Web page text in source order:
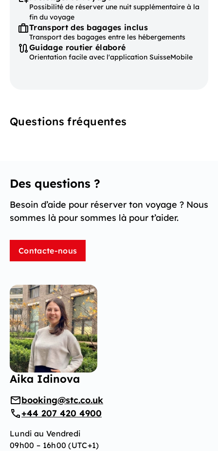
Possibilité de réserver une nuit supplémentaire à la
fin du voyage
Transport des bagages inclus
Transport des bagages entre les hébergements
Guidage routier élaboré
Orientation facile avec l'application SuisseMobile
Questions fréquentes
Des questions ?
Besoin d’aide pour réserver ton voyage ? Nous
sommes là pour sommes là pour t’aider.
Contacte-nous
Aika Idinova
booking@stc.co.uk
+44 207 420 4900
Lundi au Vendredi
09h00 – 16h00 (UTC+1)